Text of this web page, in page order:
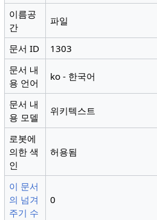
이름공
간
파일
문서 ID
1303
문서 내
용 언어
ko - 한국어
문서 내
용 모델
위키텍스트
로봇에
의한 색
인
허용됨
이 문서
의 넘겨
주기 수
0